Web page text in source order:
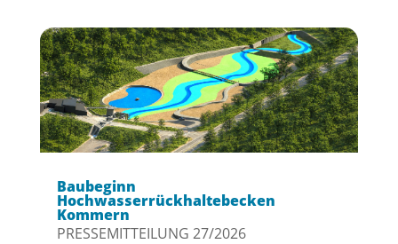
Baubeginn
Hochwasserrückhaltebecken
Kommern
PRESSEMITTEILUNG 27/2026